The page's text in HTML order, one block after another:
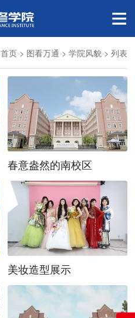
首页> 图看万通 > 学院风貌 > 列表
春意盎然的南校区
美妆造型展示